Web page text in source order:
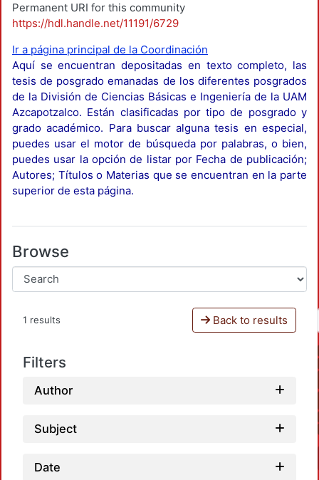
Permanent URI for this community
https://hdl.handle.net/11191/6729
Ir a página principal de la Coordinación
Aquí se encuentran depositadas en texto completo, las
tesis de posgrado emanadas de los diferentes posgrados
de la División de Ciencias Básicas e Ingeniería de la UAM
Azcapotzalco. Están clasificadas por tipo de posgrado y
grado académico. Para buscar alguna tesis en especial,
puedes usar el motor de búsqueda por palabras, o bien,
puedes usar la opción de listar por Fecha de publicación;
Autores; Títulos o Materias que se encuentran en la parte
superior de esta página.
Browse
1 results Back to results
Filters
Author
Subject
Date